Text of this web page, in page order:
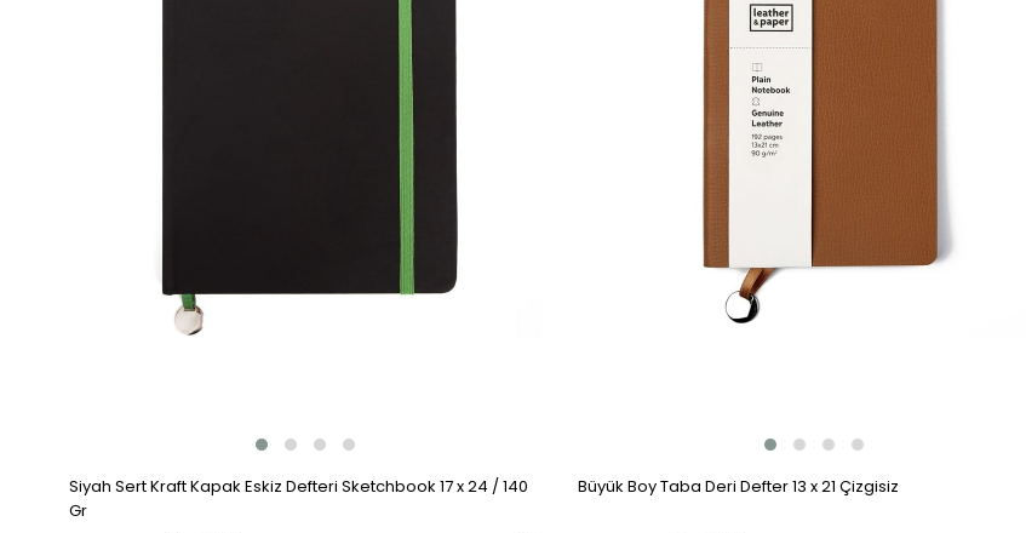
Siyah Sert Kraft Kapak Eskiz Defteri Sketchbook 17 x 24 / 140
Gr
Büyük Boy Taba Deri Defter 13 x 21 Çizgisiz